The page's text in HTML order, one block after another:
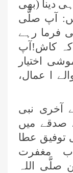
دینا (بھی
آپ صلَّی
فرما رہے
کہ کاش!آپ
اختیار
ا عمال،
آخری نبی
صدقے میں
توفیق عطا
مغفرت
صلَّی اللہ